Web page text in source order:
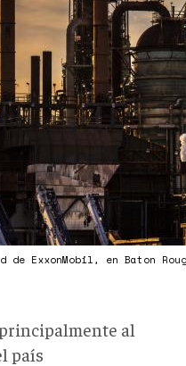
ExxonMobil, en Baton
al
país